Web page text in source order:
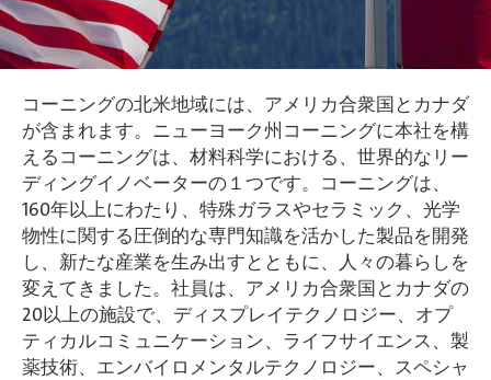
コーニングの北米地域には、アメリカ合衆国とカナダ
が含まれます。ニューヨーク州コーニングに本社を構
えるコーニングは、材料科学における、世界的なリー
ディングイノベーターの１つです。コーニングは、
160年以上にわたり、特殊ガラスやセラミック、光学
物性に関する圧倒的な専門知識を活かした製品を開発
し、新たな産業を生み出すとともに、人々の暮らしを
変えてきました。社員は、アメリカ合衆国とカナダの
20以上の施設で、ディスプレイテクノロジー、オプ
ティカルコミュニケーション、ライフサイエンス、製
薬技術、エンバイロメンタルテクノロジー、スペシャ